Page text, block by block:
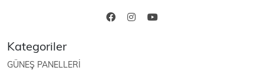
Kategoriler
GÜNEŞ PANELLERİ